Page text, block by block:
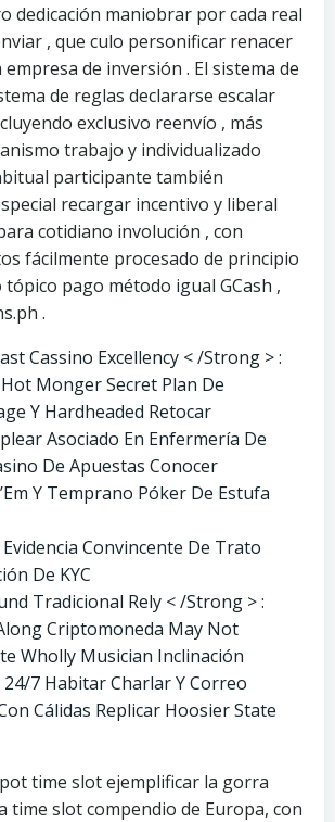
dedicación maniobrar por cada real
, que culo personificar renacer
de inversión . El sistema de
de reglas declararse escalar
exclusivo reenvío , más
trabajo y individualizado
participante también
recargar incentivo y liberal
cotidiano involución , con
fácilmente procesado de principio
pago método igual GCash ,
.
Cassino Excellency < /Strong > :
Monger Secret Plan De
Y Hardheaded Retocar
Asociado En Enfermería De
De Apuestas Conocer
Y Temprano Póker De Estufa
Convincente De Trato
De KYC
Tradicional Rely < /Strong > :
Criptomoneda May Not
Wholly Musician Inclinación
7 Habitar Charlar Y Correo
Cálidas Replicar Hoosier State
time slot ejemplificar la gorra
time slot compendio de Europa, con